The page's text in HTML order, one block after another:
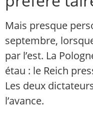
Mais presque
septembre,
par l’est. La
étau : le Reich
Les deux
l’avance.